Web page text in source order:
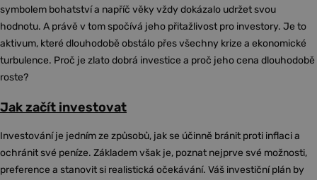
symbolem bohatství a napříč věky vždy dokázalo udržet svou
hodnotu. A právě v tom spočívá jeho přitažlivost pro investory. Je to
aktivum, které dlouhodobě obstálo přes všechny krize a ekonomické
turbulence. Proč je zlato dobrá investice a proč jeho cena dlouhodobě
roste?
Jak začít investovat
Investování je jedním ze způsobů, jak se účinně bránit proti inflaci a
ochránit své peníze. Základem však je, poznat nejprve své možnosti,
preference a stanovit si realistická očekávání. Váš investiční plán by